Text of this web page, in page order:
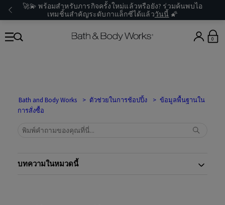
🚀💫 พร้อมสำหรับภารกิจครั้งใหม่แล้วหรือยัง? ร่วมค้นพบไอ
เทมชิ้นสำคัญระดับกาแล็กซีได้แล้ววันนี้ 🌠
0
Bath and Body Works ตัวช่วยในการช้อปปิ้ง
ข้อมูลพื้นฐานใน
การสั่งซื้อ
บทความในหมวดนี้